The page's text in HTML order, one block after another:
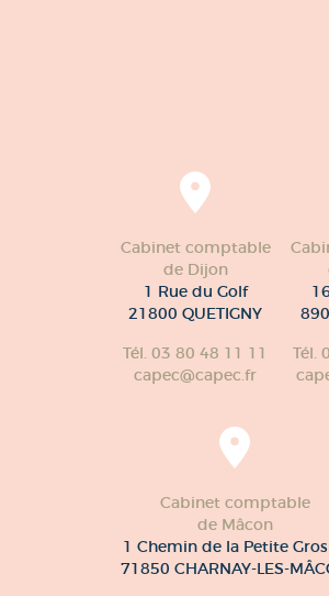
Cabinet comptable
de Dijon
1 Rue du Golf
21800 QUETIGNY
Tél. 03 80 48 11 11
capec@capec.fr
Tél.
Cabinet comptable
de Mâcon
1 Chemin de la Petite
71850 CHARNAY-LES-